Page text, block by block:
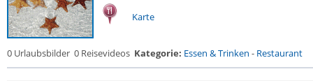
Karte
0 Urlaubsbilder 0 Reisevideos Kategorie: Essen & Trinken - Restaurant